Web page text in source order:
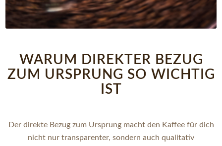
WARUM DIREKTER BEZUG
ZUM URSPRUNG SO WICHTIG
IST
Der direkte Bezug zum Ursprung macht den Kaffee für dich
nicht nur transparenter, sondern auch qualitativ